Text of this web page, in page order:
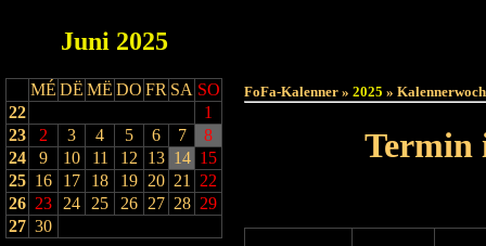
Juni 2025
MÉ DË MË DO FR SA SO
22
1
23
2 3 4 5 6 7
8
24
9 10 11 12 13 14 15
25 16 17 18 19 20 21
22
26 23 24 25 26 27 28 29
27 30
FoFa-Kalenner » 2025 »
Termin